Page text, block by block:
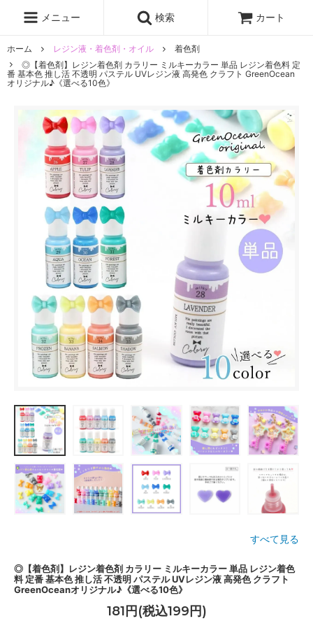
メニュー 検索 カート
ホーム レジン液・着色剤・オイル
着色剤
◎【着色剤】レジン着色剤 カラリー ミルキーカラー 単品 レジン着色料 定
番 基本色 推し活 不透明 パステル UVレジン液 高発色 クラフト GreenOcean
オリジナル♪《選べる10色》
すべて見る
◎【着色剤】レジン着色剤 カラリー ミルキーカラー 単品 レジン着色
料 定番 基本色 推し活 不透明 パステル UVレジン液 高発色 クラフト
GreenOceanオリジナル♪《選べる10色》
181円(税込199円)